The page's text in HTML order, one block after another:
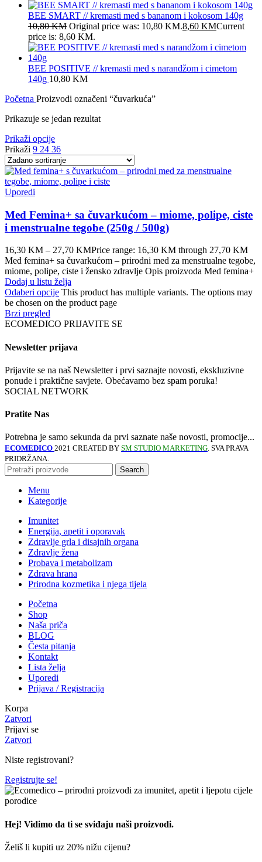
BEE SMART // kremasti med s bananom i kokosom 140g
10,80KM Original price was: 10,80 KM.8,60 KMCurrent
price is: 8,60 KM.
BEE POSITIVE // kremasti med s narandžom i cimetom
140g 10,80 KM
Početna Proizvodi označeni “čuvarkuća”
Prikazuje se jedan rezultat
Prikaži opcije
Prikaži 9 24 36
Uporedi
Med Femina+ sa čuvarkućom – miome, polipe, ciste
i menstrualne tegobe (250g / 500g)
16,30 KM – 27,70 KMPrice range: 16,30 KM through 27,70 KM
Med femina+ sa čuvarkućom – prirodni med za menstrualne tegobe,
miome, polipe, ciste i žensko zdravlje Opis proizvoda Med femina+
Dodaj u listu želja
Odaberi opcije This product has multiple variants. The options may
be chosen on the product page
Brzi pregled
ECOMEDICO PRIJAVITE SE
Newsletter prijava
Prijavite se na naš Newsletter i prvi saznajte novosti, ekskluzivne
ponude i praktične savjete. Obećavamo bez spam poruka!
SOCIAL NETWORK
Pratite Nas
Potrebna je samo sekunda da prvi saznate naše novosti, promocije...
ECOMEDICO 2021 CREATED BY SM STUDIO MARKETING. SVA PRAVA
PRIDRŽANA.
Search
Menu
Kategorije
Imunitet
Energija, apetit i oporavak
Zdravlje grla i disajnih organa
Zdravlje žena
Probava i metabolizam
Zdrava hrana
Prirodna kozmetika i njega tijela
Početna
Shop
Naša priča
BLOG
Česta pitanja
Kontakt
Lista želja
Uporedi
Prijava / Registracija
Korpa
Zatvori
Prijavi se
Zatvori
Niste registrovani?
Registrujte se!
Hej! Vidimo da ti se sviđaju naši proizvodi.
Želiš li kupiti uz 20% nižu cijenu?